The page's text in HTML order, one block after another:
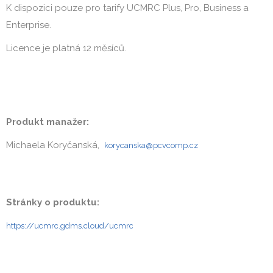
K dispozici pouze pro tarify UCMRC Plus, Pro, Business a
Enterprise.
Licence je platná 12 měsíců.
Produkt manažer:
Michaela Koryčanská, korycanska@pcvcomp.cz
Stránky o produktu:
https://ucmrc.gdms.cloud/ucmrc